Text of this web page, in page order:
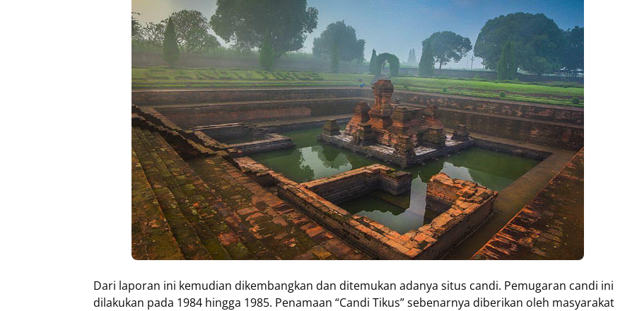
Dari laporan ini kemudian dikembangkan dan ditemukan adanya situs candi. Pemugaran candi ini
dilakukan pada 1984 hingga 1985. Penamaan “Candi Tikus” sebenarnya diberikan oleh masyarakat